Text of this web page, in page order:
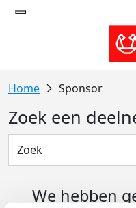
Sponsor
Zoek een
We hebben